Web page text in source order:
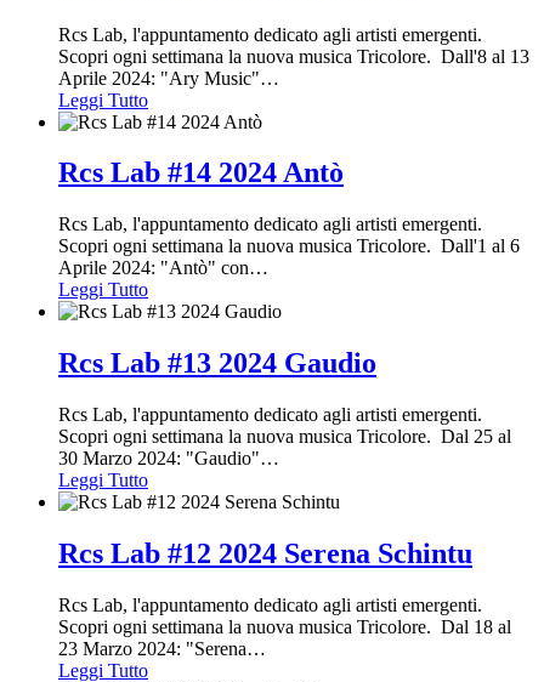
Rcs Lab, l'appuntamento dedicato agli artisti emergenti.
Scopri ogni settimana la nuova musica Tricolore. Dall'8 al 13
Aprile 2024: "Ary Music"…
Leggi Tutto
Rcs Lab #14 2024 Antò
Rcs Lab, l'appuntamento dedicato agli artisti emergenti.
Scopri ogni settimana la nuova musica Tricolore. Dall'1 al 6
Aprile 2024: "Antò" con…
Leggi Tutto
Rcs Lab #13 2024 Gaudio
Rcs Lab, l'appuntamento dedicato agli artisti emergenti.
Scopri ogni settimana la nuova musica Tricolore. Dal 25 al
30 Marzo 2024: "Gaudio"…
Leggi Tutto
Rcs Lab #12 2024 Serena Schintu
Rcs Lab, l'appuntamento dedicato agli artisti emergenti.
Scopri ogni settimana la nuova musica Tricolore. Dal 18 al
23 Marzo 2024: "Serena…
Leggi Tutto